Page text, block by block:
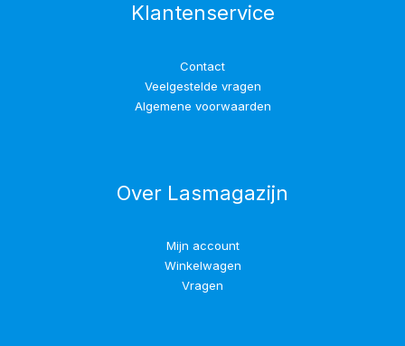
Klantenservice
Contact
Veelgestelde vragen
Algemene voorwaarden
Over Lasmagazijn
Mijn account
Winkelwagen
Vragen